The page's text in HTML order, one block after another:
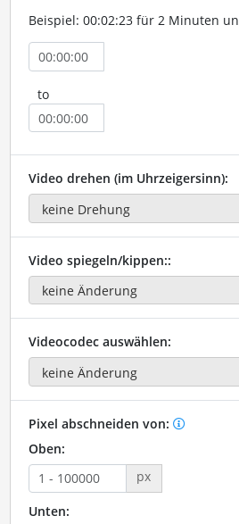
Beispiel: 00:02:23 für 2 Minuten
to
Video drehen (im Uhrzeigersinn):
Video spiegeln/kippen::
Videocodec auswählen:
Pixel abschneiden von:
Oben:
px
Unten: